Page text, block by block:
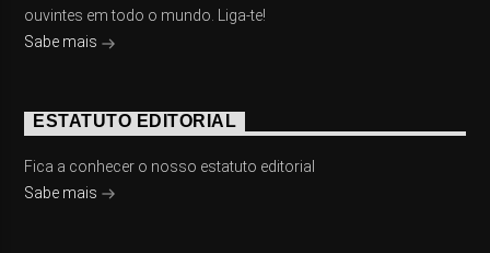
ouvintes em todo o mundo. Liga-te!
Sabe mais
ESTATUTO EDITORIAL
Fica a conhecer o nosso estatuto editorial
Sabe mais